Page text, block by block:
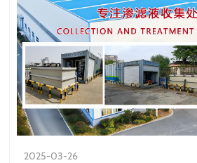
2025-03-26